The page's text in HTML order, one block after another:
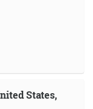
States,